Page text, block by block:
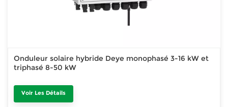
Onduleur solaire hybride Deye monophasé 3-16 kW et
triphasé 8-50 kW
Voir Les Détails